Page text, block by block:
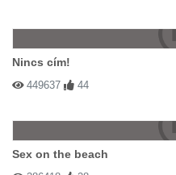
Nincs cím!
449637 44
Sex on the beach